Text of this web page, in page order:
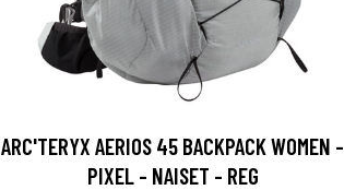
ARC'TERYX AERIOS 45 BACKPACK WOMEN -
PIXEL - NAISET - REG